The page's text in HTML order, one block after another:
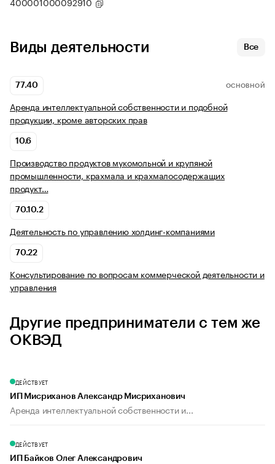
Виды деятельности Все
77.40 ОСНОВНОЙ
Аренда интеллектуальной собственности и подобной
продукции, кроме авторских прав
10.6
Производство продуктов мукомольной и крупяной
промышленности, крахмала и крахмалосодержащих
продукт…
70.10.2
Деятельность по управлению холдинг-компаниями
70.22
Консультирование по вопросам коммерческой деятельности и
управления
Другие предприниматели с тем же
ОКВЭД
ДЕЙСТВУЕТ
ИП Мисриханов Александр Мисриханович
Аренда интеллектуальной собственности и...
ДЕЙСТВУЕТ
ИП Байков Олег Александрович